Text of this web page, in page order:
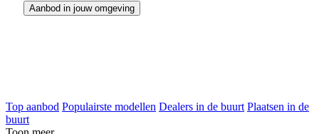
Aanbod in jouw omgeving
Top aanbod Populairste modellen Dealers in de buurt Plaatsen in de
buurt